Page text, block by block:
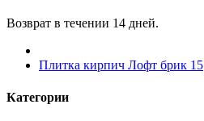
Возврат в течении 14 дней.
Плитка кирпич Лофт брик 15
Категории